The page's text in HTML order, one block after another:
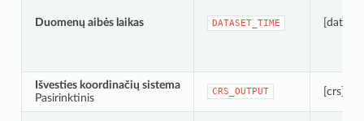
Duomenų aibės laikas DATASET_TIME
Išvesties koordinačių sistema
Pasirinktinis
CRS_OUTPUT [crs]